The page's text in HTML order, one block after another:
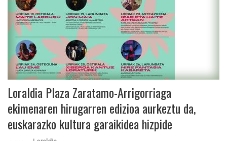
Loraldia Plaza Zaratamo-Arrigorriaga
ekimenaren hirugarren edizioa aurkeztu da,
euskarazko kultura garaikidea hizpide